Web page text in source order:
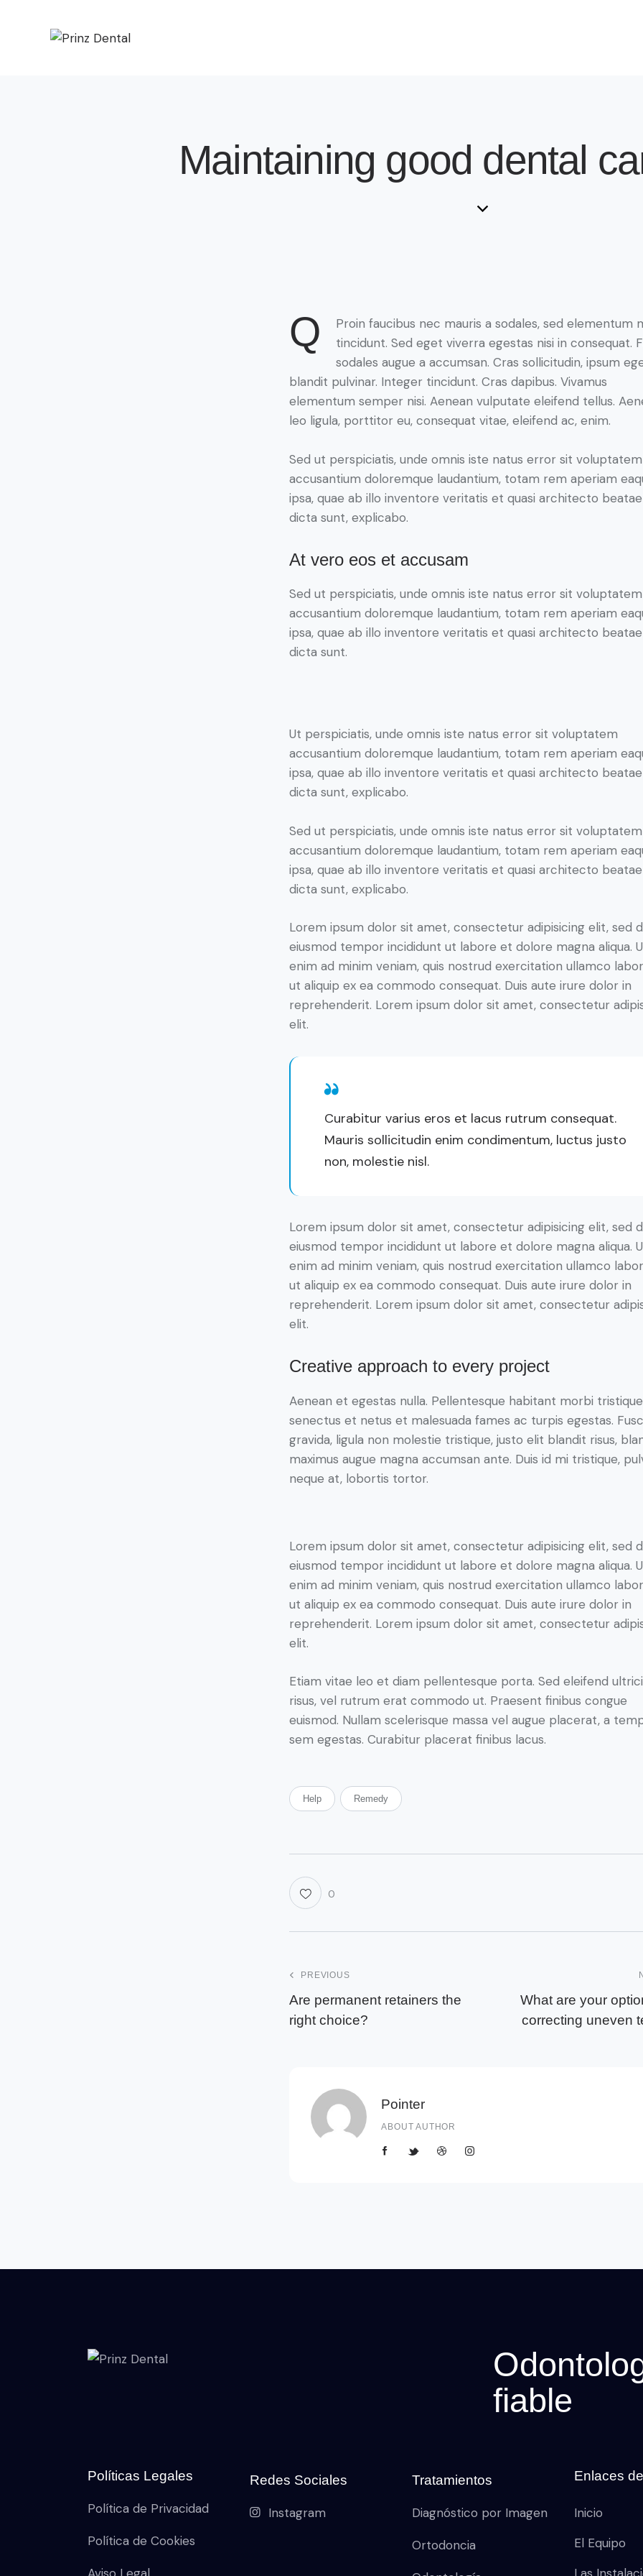
Maintaining good dental
Q
Proin faucibus nec mauris a sodales, sed elementum
tincidunt. Sed eget viverra egestas nisi in consequat.
sodales augue a accumsan. Cras sollicitudin, ipsum
blandit pulvinar. Integer tincidunt. Cras dapibus. Vivamus
elementum semper nisi. Aenean vulputate eleifend tellus.
leo ligula, porttitor eu, consequat vitae, eleifend ac, enim.
Sed ut perspiciatis, unde omnis iste natus error sit voluptatem
accusantium doloremque laudantium, totam rem aperiam
ipsa, quae ab illo inventore veritatis et quasi architecto
dicta sunt, explicabo.
At vero eos et accusam
Sed ut perspiciatis, unde omnis iste natus error sit voluptatem
accusantium doloremque laudantium, totam rem aperiam
ipsa, quae ab illo inventore veritatis et quasi architecto
dicta sunt.
Ut perspiciatis, unde omnis iste natus error sit voluptatem
accusantium doloremque laudantium, totam rem aperiam
ipsa, quae ab illo inventore veritatis et quasi architecto
dicta sunt, explicabo.
Sed ut perspiciatis, unde omnis iste natus error sit voluptatem
accusantium doloremque laudantium, totam rem aperiam
ipsa, quae ab illo inventore veritatis et quasi architecto
dicta sunt, explicabo.
Lorem ipsum dolor sit amet, consectetur adipisicing elit, sed
eiusmod tempor incididunt ut labore et dolore magna aliqua.
enim ad minim veniam, quis nostrud exercitation ullamco
ut aliquip ex ea commodo consequat. Duis aute irure dolor in
reprehenderit. Lorem ipsum dolor sit amet, consectetur
elit.
Curabitur varius eros et lacus rutrum consequat.
Mauris sollicitudin enim condimentum, luctus justo
non, molestie nisl.
Lorem ipsum dolor sit amet, consectetur adipisicing elit, sed
eiusmod tempor incididunt ut labore et dolore magna aliqua.
enim ad minim veniam, quis nostrud exercitation ullamco
ut aliquip ex ea commodo consequat. Duis aute irure dolor in
reprehenderit. Lorem ipsum dolor sit amet, consectetur
elit.
Creative approach to every project
Aenean et egestas nulla. Pellentesque habitant morbi tristique
senectus et netus et malesuada fames ac turpis egestas.
gravida, ligula non molestie tristique, justo elit blandit risus,
maximus augue magna accumsan ante. Duis id mi tristique,
neque at, lobortis tortor.
Lorem ipsum dolor sit amet, consectetur adipisicing elit, sed
eiusmod tempor incididunt ut labore et dolore magna aliqua.
enim ad minim veniam, quis nostrud exercitation ullamco
ut aliquip ex ea commodo consequat. Duis aute irure dolor in
reprehenderit. Lorem ipsum dolor sit amet, consectetur
elit.
Etiam vitae leo et diam pellentesque porta. Sed eleifend
risus, vel rutrum erat commodo ut. Praesent finibus congue
euismod. Nullam scelerisque massa vel augue placerat, a
sem egestas. Curabitur placerat finibus lacus.
Help Remedy
0
PREVIOUS
Are permanent retainers the
right choice?
What are your
correcting uneven
Pointer
ABOUT AUTHOR
fiable
Políticas Legales
Política de Privacidad
Política de Cookies
Redes Sociales
Instagram
Tratamientos
Diagnóstico por Imagen
Ortodoncia
Enlaces
Inicio
El Equipo